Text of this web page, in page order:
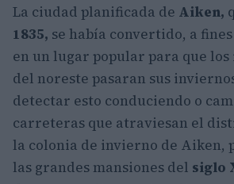
La ciudad planificada de Aiken,
1835, se había convertido, a
en un lugar popular para que
del noreste pasaran sus
detectar esto conduciendo o
carreteras que atraviesan el
la colonia de invierno de Aiken,
las grandes mansiones del siglo